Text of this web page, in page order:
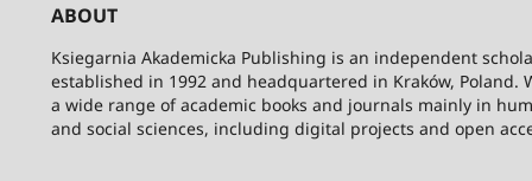
ABOUT
Ksiegarnia Akademicka Publishing is an independent
established in 1992 and headquartered in Kraków, Poland.
a wide range of academic books and journals mainly in
and social sciences, including digital projects and open